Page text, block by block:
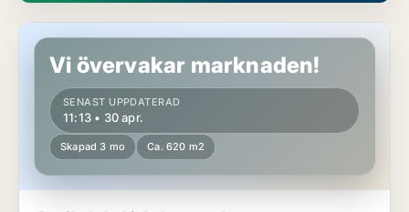
Butikslokal i Askersund
Vi övervakar marknaden!
SENAST UPPDATERAD
11:13 • 30 apr.
Skapad 3 mo Ca. 620 m2